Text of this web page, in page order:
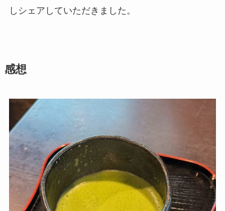
しシェアしていただきました。
感想